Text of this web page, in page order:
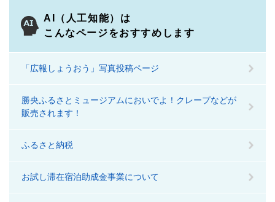
AI（人工知能）は
こんなページをおすすめします
「広報しょうおう」写真投稿ページ
勝央ふるさとミュージアムにおいでよ！クレープなどが
販売されます！
ふるさと納税
お試し滞在宿泊助成金事業について